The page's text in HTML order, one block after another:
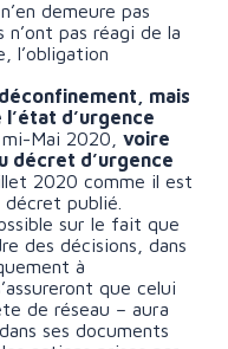
demeure pas
pas réagi de la
l’obligation
mais
d’urgence
mi-Mai 2020,voire
décret d’urgence
2020 comme il est
publié.
sur le fait que
des décisions, dans
à
que celui
de réseau – aura
ses documents